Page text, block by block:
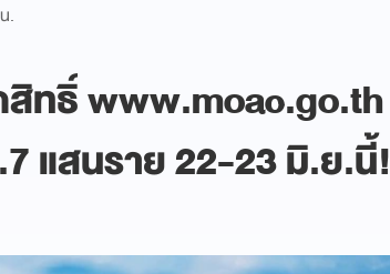
.
สิทธิ์ www.moac.go.th
แสนราย 22-23 มิ.ย.นี้!